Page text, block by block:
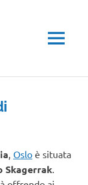
MENU
, Oslo è situata
Skagerrak.